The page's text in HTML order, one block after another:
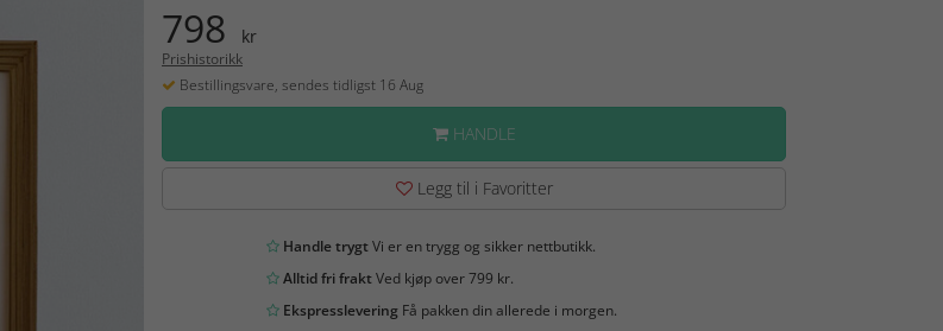
798 kr
Prishistorikk
Bestillingsvare, sendes tidligst 16 Aug
HANDLE
Legg til i Favoritter
Handle trygtVi er en trygg og sikker nettbutikk.
Alltid fri fraktVed kjøp over 799 kr.
EkspressleveringFå pakken din allerede i morgen.